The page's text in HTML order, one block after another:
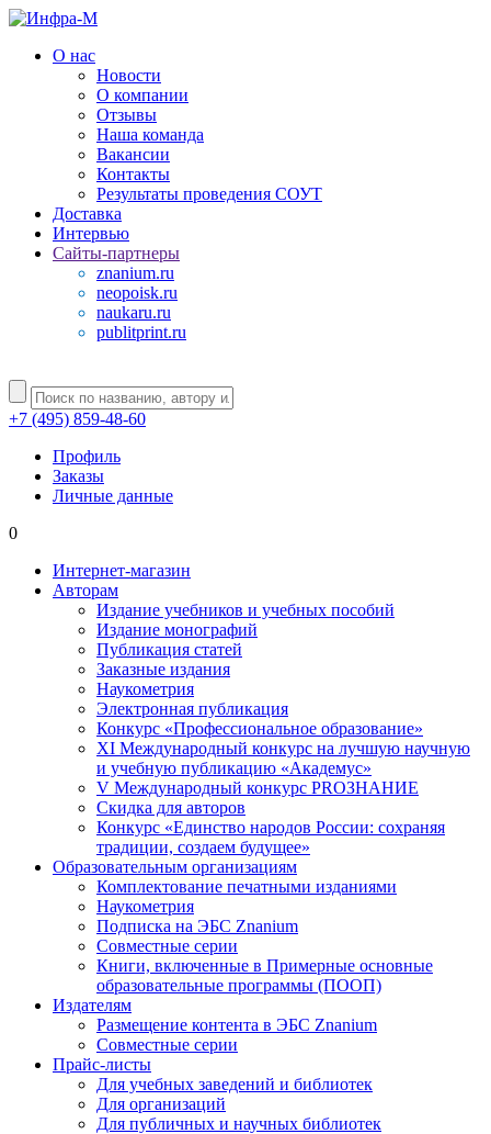
О нас
Новости
О компании
Отзывы
Наша команда
Вакансии
Контакты
Результаты проведения СОУТ
Доставка
Интервью
Сайты-партнеры
znanium.ru
neopoisk.ru
naukaru.ru
publitprint.ru
+7 (495) 859-48-60
Профиль
Заказы
Личные данные
0
Интернет-магазин
Авторам
Издание учебников и учебных пособий
Издание монографий
Публикация статей
Заказные издания
Наукометрия
Электронная публикация
Конкурс «Профессиональное образование»
XI Международный конкурс на лучшую научную
и учебную публикацию «Академус»
V Международный конкурс PROЗНАНИЕ
Скидка для авторов
Конкурс «Единство народов России: сохраняя
традиции, создаем будущее»
Образовательным организациям
Комплектование печатными изданиями
Наукометрия
Подписка на ЭБС Znanium
Совместные серии
Книги, включенные в Примерные основные
образовательные программы (ПООП)
Издателям
Размещение контента в ЭБС Znanium
Совместные серии
Прайс-листы
Для учебных заведений и библиотек
Для организаций
Для публичных и научных библиотек